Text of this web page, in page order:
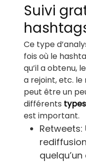
Suivi
Ce type
fois où le
qu’il a obtenu,
a rejoint, etc.
peut être un
différents
est important.
quelqu’un